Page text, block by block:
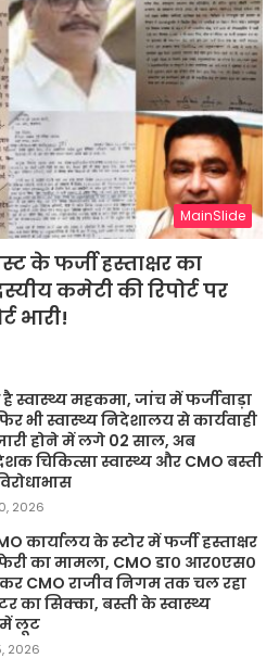
MainSlide
के फर्जी हस्ताक्षर का
कमेटी की रिपोर्ट पर
भारी!
स्वास्थ्य महकमा, जांच में फर्जीवाड़ा
भी स्वास्थ्य निदेशालय से कार्यवाही
होने में लगे 02 साल, अब
चिकित्सा स्वास्थ्य और CMO बस्ती
2026
कार्यालय के स्टोर में फर्जी हस्ताक्षर
का मामला, CMO डा० आर०एस०
CMO राजीव निगम तक चल रहा
का सिक्का, बस्ती के स्वास्थ्य
लूट
2026